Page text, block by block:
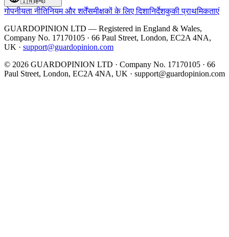
गोपनीयता नीतिनियम और शर्तेंसमीक्षकों के लिए दिशानिर्देशकुकी प्राथमिकताएं
GUARDOPINION LTD — Registered in England & Wales,
Company No. 17170105 · 66 Paul Street, London, EC2A 4NA,
UK · support@guardopinion.com
© 2026 GUARDOPINION LTD · Company No. 17170105 · 66
Paul Street, London, EC2A 4NA, UK · support@guardopinion.com